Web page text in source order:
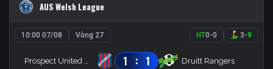
AUS Welsh League
10:00 07/08 Vòng 27 HT0-0 3-9
Prospect United FC 1 : 1 Druitt Rangers